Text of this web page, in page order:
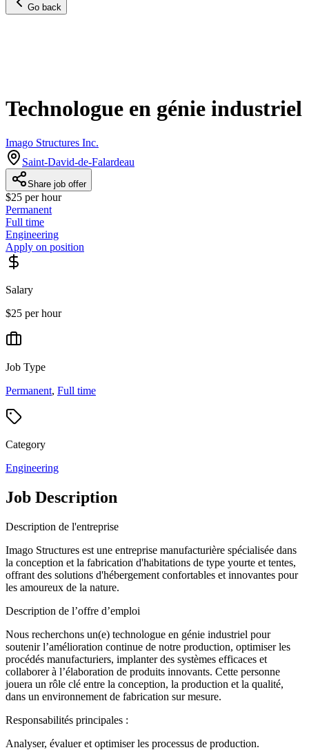
Go back
Technologue en génie industriel
Imago Structures Inc.
Saint-David-de-Falardeau
Share job offer
$25 per hour
Permanent
Full time
Engineering
Apply on position
Salary
$25 per hour
Job Type
Permanent, Full time
Category
Engineering
Job Description
Description de l'entreprise
Imago Structures est une entreprise manufacturière spécialisée dans
la conception et la fabrication d'habitations de type yourte et tentes,
offrant des solutions d'hébergement confortables et innovantes pour
les amoureux de la nature.
Description de l’offre d’emploi
Nous recherchons un(e) technologue en génie industriel pour
soutenir l’amélioration continue de notre production, optimiser les
procédés manufacturiers, implanter des systèmes efficaces et
collaborer à l’élaboration de produits innovants. Cette personne
jouera un rôle clé entre la conception, la production et la qualité,
dans un environnement de fabrication sur mesure.
Responsabilités principales :
Analyser, évaluer et optimiser les processus de production.